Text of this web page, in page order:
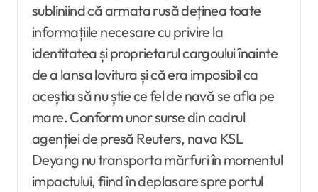
subliniind că armata rusă deținea toate
informațiile necesare cu privire la
identitatea și proprietarul cargoului înainte
de a lansa lovitura și că era imposibil ca
aceștia să nu știe ce fel de navă se afla pe
mare. Conform unor surse din cadrul
agenției de presă Reuters, nava KSL
Deyang nu transporta mărfuri în momentul
impactului, fiind în deplasare spre portul